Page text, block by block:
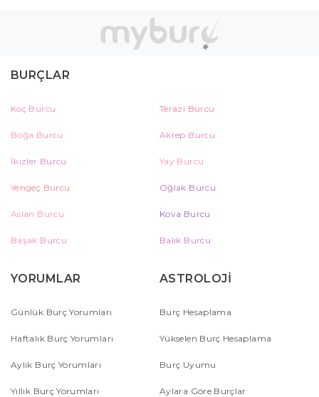
BURÇLAR
Koç Burcu Terazi Burcu
Boğa Burcu Akrep Burcu
İkizler Burcu Yay Burcu
Yengeç Burcu Oğlak Burcu
Aslan Burcu Kova Burcu
Başak Burcu Balık Burcu
YORUMLAR
Günlük Burç Yorumları
Haftalık Burç Yorumları
Aylık Burç Yorumları
Yıllık Burç Yorumları
ASTROLOJİ
Burç Hesaplama
Yükselen Burç Hesaplama
Burç Uyumu
Aylara Göre Burçlar